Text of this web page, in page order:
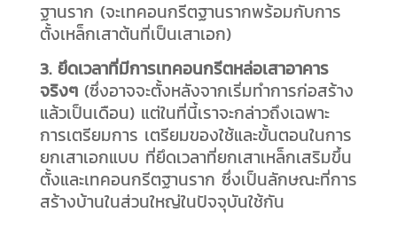
ฐานราก (จะเทคอนกรีตฐานรากพร้อมกับการ
ตั้งเหล็กเสาต้นที่เป็นเสาเอก)
3. ยึดเวลาที่มีการเทคอนกรีตหล่อเสาอาคาร
จริงๆ(ซึ่งอาจจะตั้งหลังจากเริ่มทำการก่อสร้าง
แล้วเป็นเดือน) แต่ในที่นี้เราจะกล่าวถึงเฉพาะ
การเตรียมการ เตรียมของใช้และขั้นตอนในการ
ยกเสาเอกแบบ ที่ยึดเวลาที่ยกเสาเหล็กเสริมขึ้น
ตั้งและเทคอนกรีตฐานราก ซึ่งเป็นลักษณะที่การ
สร้างบ้านในส่วนใหญ่ในปัจจุบันใช้กัน